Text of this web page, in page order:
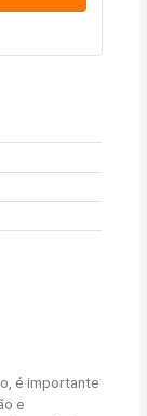
é importante
e